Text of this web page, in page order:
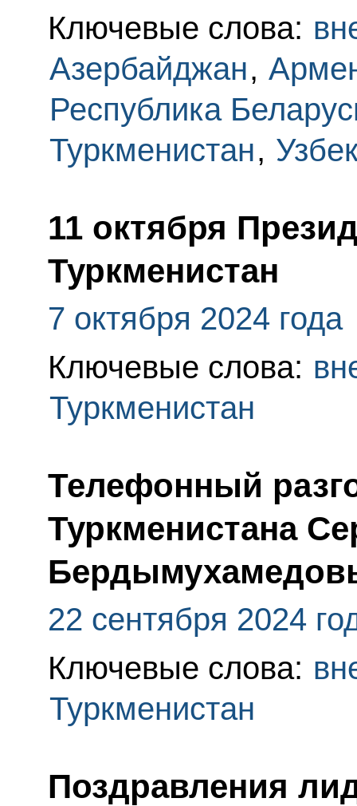
Ключевые слова:
Азербайджан,
Республика
Туркменистан,
11 октября
Туркменистан
7 октября 2024 года
Ключевые слова:
Туркменистан
Телефонный
Туркменистана
22 сентября 2024
Ключевые слова:
Туркменистан
Поздравления